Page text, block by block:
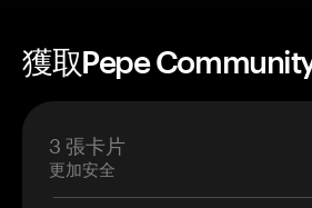
獲取Pepe
3 張卡片
更加安全